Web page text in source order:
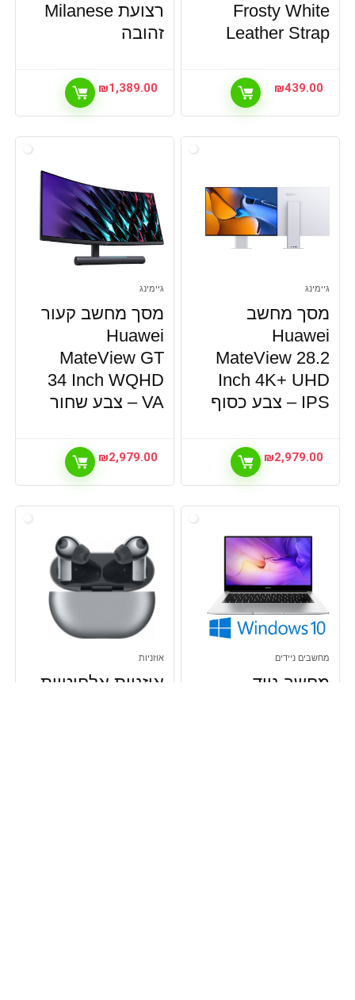
Frosty White
Leather Strap
₪439.00
רצועת Milanese
זהובה
₪1,389.00
גיימינג
מסך מחשב
Huawei
MateView 28.2
Inch 4K+ UHD
IPS – צבע כסוף
₪2,979.00
גיימינג
מסך מחשב קעור
Huawei
MateView GT
34 Inch WQHD
VA – צבע שחור
₪2,979.00
מחשבים ניידים
מחשב נייד
אוזניות
אוזניות אלחוטיות